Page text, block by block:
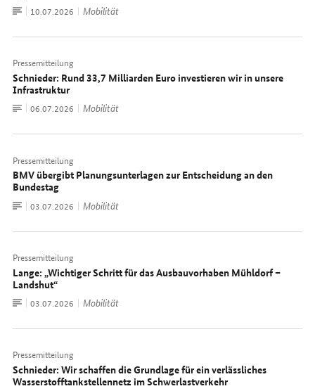
Zum
Dokument
Datum:
10.07.2026 Mobilität
Pressemitteilung
Schnieder: Rund 33,7 Milliarden Euro investieren wir in unsere
Infrastruktur
Zum
Dokument
Datum:
06.07.2026 Mobilität
Pressemitteilung
BMV übergibt Planungsunterlagen zur Entscheidung an den
Bundestag
Zum
Dokument
Datum:
03.07.2026 Mobilität
Pressemitteilung
Lange: „Wichtiger Schritt für das Ausbauvorhaben Mühldorf –
Landshut“
Zum
Dokument
Datum:
03.07.2026 Mobilität
Pressemitteilung
Schnieder: Wir schaffen die Grundlage für ein verlässliches
Wasserstofftankstellennetz im Schwerlastverkehr